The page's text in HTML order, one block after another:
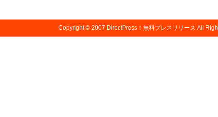
Copyright © 2007 DirectPress！無料プレスリリース All